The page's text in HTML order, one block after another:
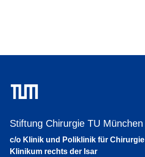
Stiftung Chirurgie TU München
c/o Klinik und Poliklinik für Chirurgie
Klinikum rechts der Isar